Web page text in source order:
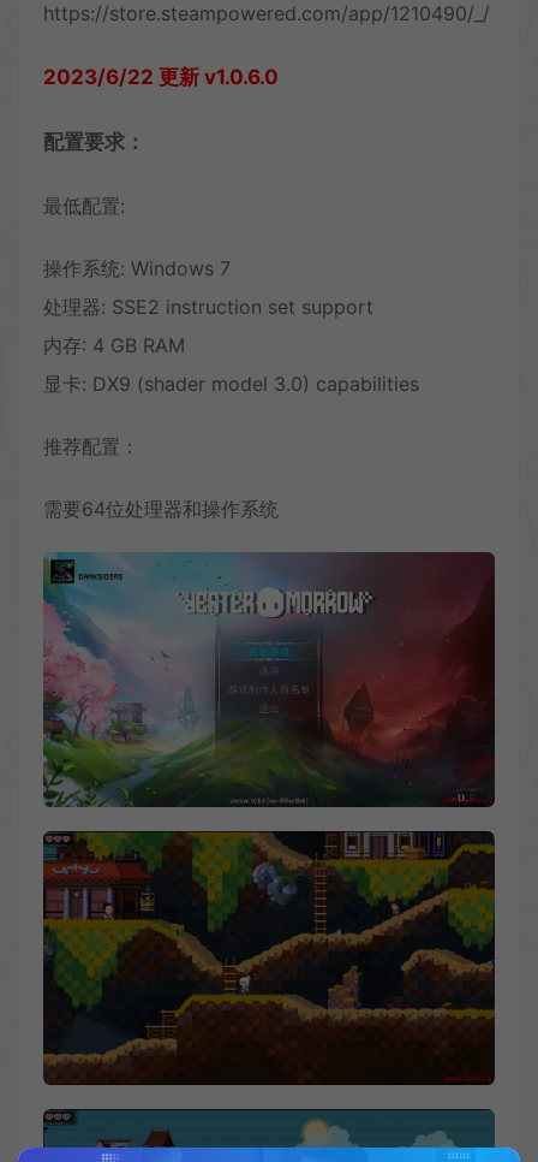
https://store.steampowered.com/app/1210490/_/
2023/6/22 更新 v1.0.6.0
配置要求：
最低配置:
操作系统: Windows 7
处理器: SSE2 instruction set support
内存: 4 GB RAM
显卡: DX9 (shader model 3.0) capabilities
推荐配置：
需要64位处理器和操作系统